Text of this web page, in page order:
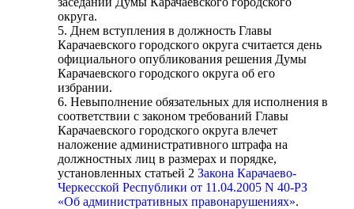
округа.
5. Днем вступления в должность Главы
Карачаевского городского округа считается день
официального опубликования решения Думы
Карачаевского городского округа об его
избрании.
6. Невыполнение обязательных для исполнения в
соответствии с законом требований Главы
Карачаевского городского округа влечет
наложение административного штрафа на
должностных лиц в размерах и порядке,
установленных статьей 2 Закона Карачаево-
Черкесской Республики от 11.04.2005 N 40-РЗ
«Об административных правонарушениях».